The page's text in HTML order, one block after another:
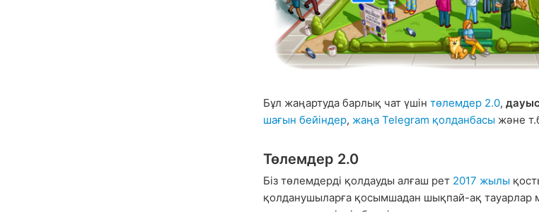
Бұл жаңартуда барлық чат үшін төлемдер 2.0,
шағын бейіндер, жаңа Telegram қолданбасы және
Төлемдер 2.0
Біз төлемдерді қолдауды алғаш рет 2017 жылы
қолданушыларға қосымшадан шықпай-ақ тауарлар